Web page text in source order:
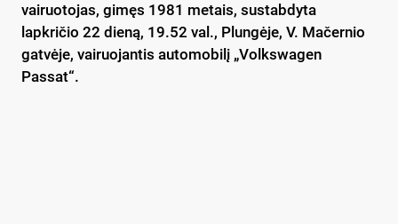
vairuotojas, gimęs 1981 metais, sustabdyta
lapkričio 22 dieną, 19.52 val., Plungėje, V. Mačernio
gatvėje, vairuojantis automobilį „Volkswagen
Passat“.